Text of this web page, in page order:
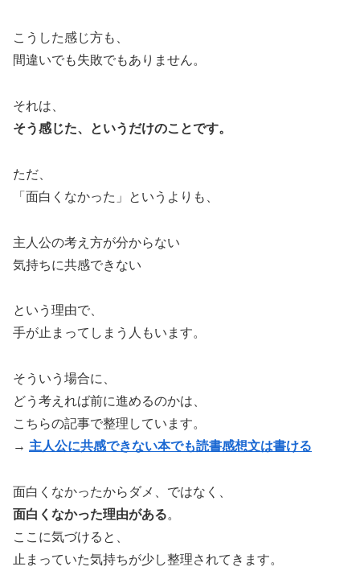
こうした感じ方も、
間違いでも失敗でもありません。
それは、
そう感じた、というだけのことです。
ただ、
「面白くなかった」というよりも、
主人公の考え方が分からない
気持ちに共感できない
という理由で、
手が止まってしまう人もいます。
そういう場合に、
どう考えれば前に進めるのかは、
こちらの記事で整理しています。
→ 主人公に共感できない本でも読書感想文は書ける
面白くなかったからダメ、ではなく、
面白くなかった理由がある。
ここに気づけると、
止まっていた気持ちが少し整理されてきます。